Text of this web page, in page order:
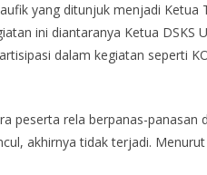
yang ditunjuk menjadi Ketua
ini diantaranya Ketua DSKS
dalam kegiatan seperti
peserta rela berpanas-panasan
akhirnya tidak terjadi.